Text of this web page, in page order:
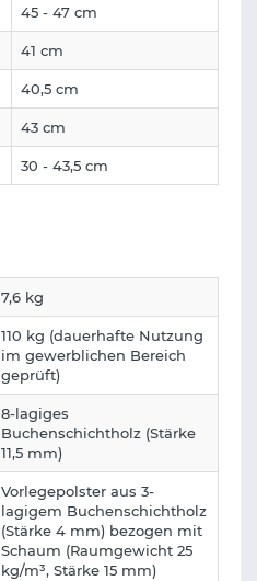
45 - 47 cm
41 cm
40,5 cm
43 cm
30 - 43,5 cm
7,6 kg
110 kg (dauerhafte Nutzung
im gewerblichen Bereich
geprüft)
8-lagiges
Buchenschichtholz (Stärke
11,5 mm)
Vorlegepolster aus 3-
lagigem Buchenschichtholz
(Stärke 4 mm) bezogen mit
Schaum (Raumgewicht 25
kg/m³, Stärke 15 mm)